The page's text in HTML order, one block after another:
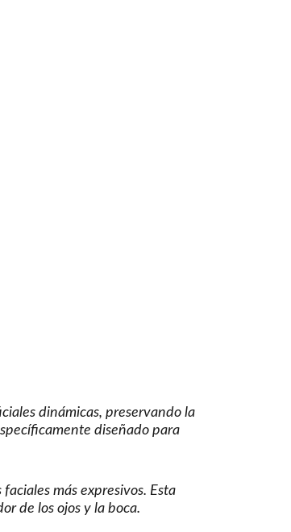
dinámicas, preservando la
diseñado para
más expresivos. Esta
de los ojos y la boca.